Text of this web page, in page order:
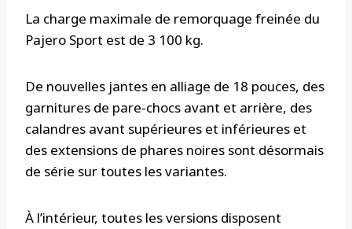
La charge maximale de remorquage freinée du
Pajero Sport est de 3 100 kg.
De nouvelles jantes en alliage de 18 pouces, des
garnitures de pare-chocs avant et arrière, des
calandres avant supérieures et inférieures et
des extensions de phares noires sont désormais
de série sur toutes les variantes.
À l’intérieur, toutes les versions disposent